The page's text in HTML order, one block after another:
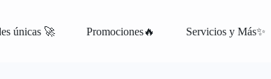
únicas 🚀 Promociones🔥 Servicios y Más✨